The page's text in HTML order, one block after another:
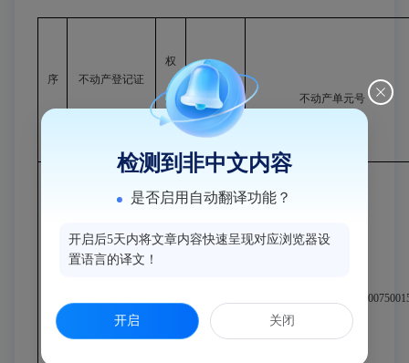
序 不动产登记证
权
利
不动产权
利类型
不动产单元号
闽(2018)闽侯县
0020564号 良
国有建设
权 /房屋
检测到非中文内容
是否启用自动翻译功能？
开启后5天内将文章内容快速呈现对应浏览器设
置语言的译文！
开启 关闭